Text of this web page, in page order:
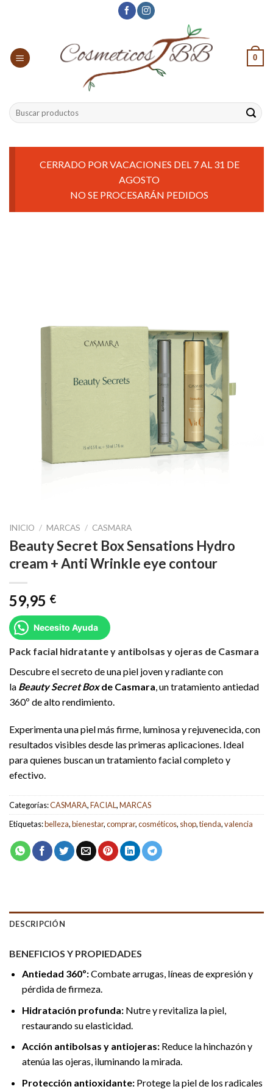
0
Buscar
por:
CERRADO POR VACACIONES DEL 7 AL 31 DE
AGOSTO
NO SE PROCESARÁN PEDIDOS
INICIO / MARCAS / CASMARA
Beauty Secret Box Sensations Hydro
cream + Anti Wrinkle eye contour
59,95 €
Necesito Ayuda
Pack facial hidratante y antibolsas y ojeras de Casmara
Descubre el secreto de una piel joven y radiante con
la Beauty Secret Boxde Casmara , un tratamiento antiedad
360º de alto rendimiento.
Experimenta una piel más firme, luminosa y rejuvenecida, con
resultados visibles desde las primeras aplicaciones. Ideal
para quienes buscan un tratamiento facial completo y
efectivo.
Categorías:CASMARA,FACIAL,MARCAS
Etiquetas:belleza,bienestar,comprar,cosméticos, shop,tienda,valencia
DESCRIPCIÓN
BENEFICIOS Y PROPIEDADES
Antiedad 360º:Combate arrugas, líneas de expresión y
pérdida de firmeza.
Hidratación profunda:Nutre y revitaliza la piel,
restaurando su elasticidad.
Acción antibolsas y antiojeras:Reduce la hinchazón y
atenúa las ojeras, iluminando la mirada.
Protección antioxidante:Protege la piel de los radicales